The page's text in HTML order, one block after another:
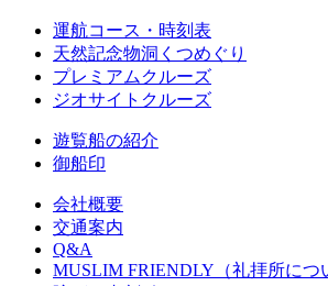
運航コース・時刻表
天然記念物洞くつめぐり
プレミアムクルーズ
ジオサイトクルーズ
遊覧船の紹介
御船印
会社概要
交通案内
Q&A
MUSLIM FRIENDLY（礼拝所につ